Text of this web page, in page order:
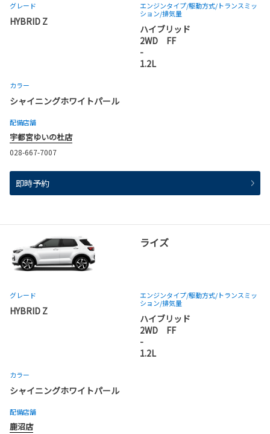
グレード
HYBRID Z
エンジンタイプ/駆動方式/トランスミッ
ション/排気量
ハイブリッド
2WD FF
-
1.2L
カラー
シャイニングホワイトパール
配備店舗
宇都宮ゆいの杜店
028-667-7007
即時予約
ライズ
グレード
HYBRID Z
エンジンタイプ/駆動方式/トランスミッ
ション/排気量
ハイブリッド
2WD FF
-
1.2L
カラー
シャイニングホワイトパール
配備店舗
鹿沼店